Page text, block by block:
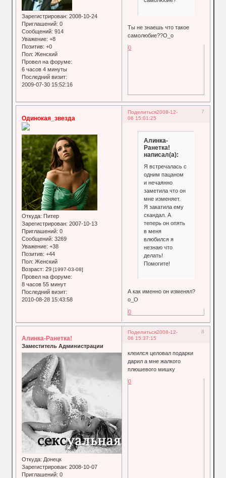
Зарегистрирован: 2008-10-24
Приглашений: 0
Сообщений: 914
Уважение: +8
Позитив: +0
Пол: Женский
Провел на форуме:
6 часов 4 минуты
Последний визит:
2009-07-30 15:52:16
Ты не знаешь что такое
самолюбие??О_о
0
Поделиться 7
2008-12-
06 15:01:25
Одинокая_звезда
Откуда: Питер
Зарегистрирован: 2007-10-13
Приглашений: 0
Сообщений: 3269
Уважение: +38
Позитив: +44
Пол: Женский
Возраст: 29[1997-03-08]
Провел на форуме:
8 часов 55 минут
Последний визит:
2010-08-28 15:43:58
Алинка-
Ранетка!
написал(а):
Я встречалась с
одним пацаном
и нечаянно
заметила что он
мне изменяет.
Я закатила ему
скандал. А
теперь он опять
в меня
влюбился я
незнаю что
делать!
Помогите!
А как именно он изменял?
о_О
0
Поделиться 8
2008-12-
06 15:37:15
Алинка-Ранетка!
Заместитель Администрации
Откуда: Донецк
Зарегистрирован: 2008-10-07
Приглашений: 0
клеился целовал подарки
дарил а мне жалкого
плюшевого мишку
0